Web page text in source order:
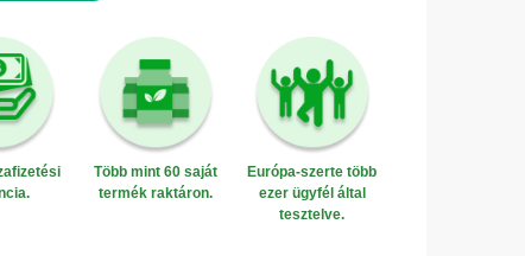
Több mint 60 saját
termék raktáron.
Európa-szerte több
ezer ügyfél által
tesztelve.